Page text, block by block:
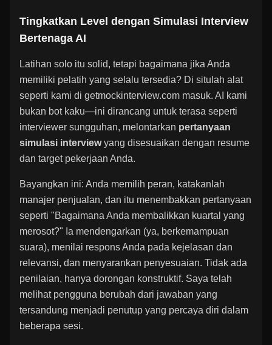
Tingkatkan Level dengan Simulasi Interview
Bertenaga AI
Latihan solo itu solid, tetapi bagaimana jika Anda
memiliki pelatih yang selalu tersedia? Di situlah alat
seperti kami di getmockinterview.com masuk. AI kami
bukan bot kaku—ini dirancang untuk terasa seperti
interviewer sungguhan, melontarkan pertanyaan
simulasi interviewyang disesuaikan dengan resume
dan target pekerjaan Anda.
Bayangkan ini: Anda memilih peran, katakanlah
manajer penjualan, dan itu menembakkan pertanyaan
seperti "Bagaimana Anda membalikkan kuartal yang
merosot?" Ia mendengarkan (ya, berkemampuan
suara), menilai respons Anda pada kejelasan dan
relevansi, dan menyarankan penyesuaian. Tidak ada
penilaian, hanya dorongan konstruktif. Saya telah
melihat pengguna berubah dari jawaban yang
tersandung menjadi penutup yang percaya diri dalam
beberapa sesi.